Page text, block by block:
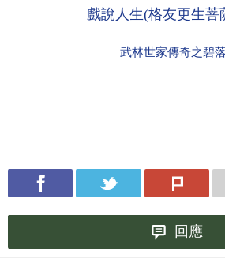
戲說人生(格友更生菩
武林世家傳奇之碧
回應